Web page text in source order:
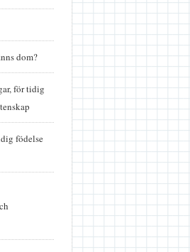
dom?
för tidig
födelse